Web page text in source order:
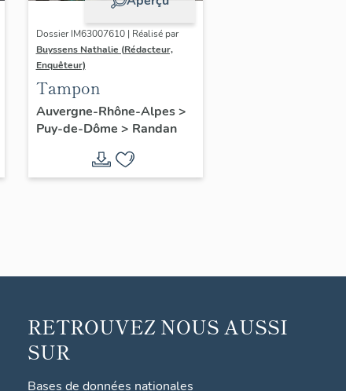
Dossier IM63007610 | Réalisé par
Buyssens Nathalie (Rédacteur,
Enquêteur)
Tampon
Auvergne-Rhône-Alpes>
Puy-de-Dôme > Randan
RETROUVEZ NOUS AUSSI
SUR
Bases de données nationales